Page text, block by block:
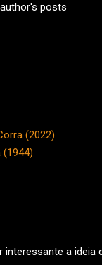
posts
(2022)
(1944)
interessante a